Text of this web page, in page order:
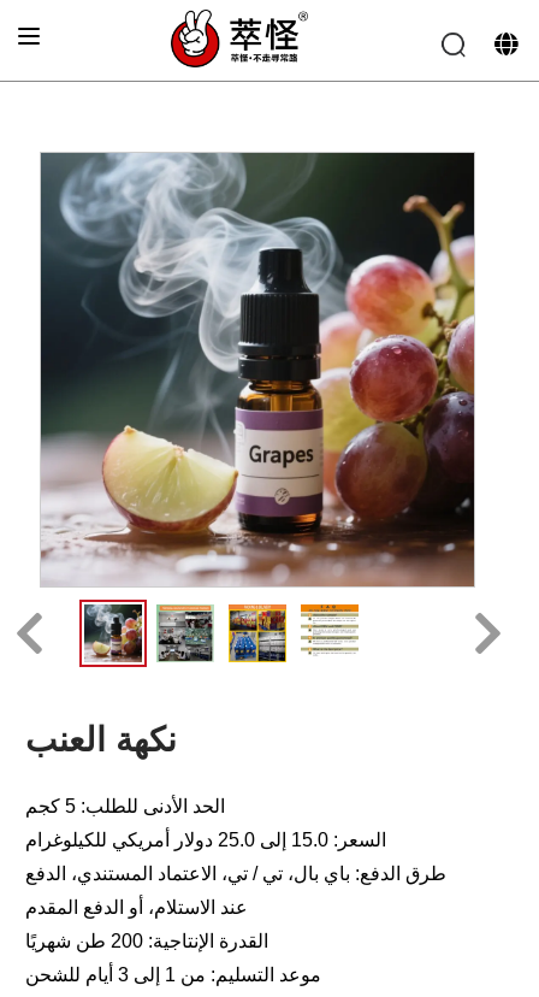
نكهة السجائر الإلكترونية
نكهة العنب
الحد الأدنى للطلب: 5 كجم
السعر: 15.0 إلى 25.0 دولار أمريكي للكيلوغرام
طرق الدفع: باي بال، تي / تي، الاعتماد المستندي، الدفع
عند الاستلام، أو الدفع المقدم
القدرة الإنتاجية: 200 طن شهريًا
موعد التسليم: من 1 إلى 3 أيام للشحن